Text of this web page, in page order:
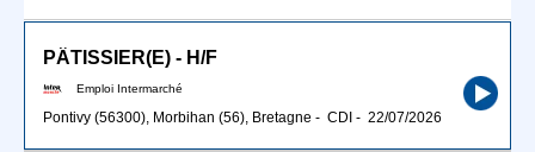
PÂTISSIER(E) - H/F
Emploi Intermarché
Pontivy (56300), Morbihan (56), Bretagne - CDI - 22/07/2026